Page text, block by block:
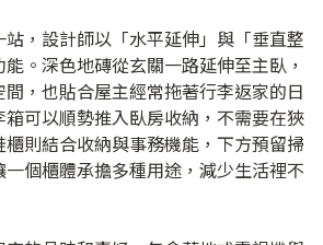
，設計師以「水平延伸」與「垂直整
。深色地磚從玄關一路延伸至主臥，
，也貼合屋主經常拖著行李返家的日
可以順勢推入臥房收納，不需要在狹
則結合收納與事務機能，下方預留掃
個櫃體承擔多種用途，減少生活裡不